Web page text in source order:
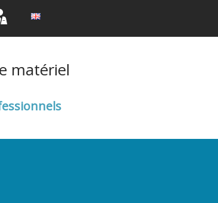
(current)(current)
matériel